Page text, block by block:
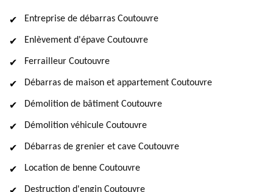
Entreprise de débarras Coutouvre
Enlèvement d'épave Coutouvre
Ferrailleur Coutouvre
Débarras de maison et appartement Coutouvre
Démolition de bâtiment Coutouvre
Démolition véhicule Coutouvre
Débarras de grenier et cave Coutouvre
Location de benne Coutouvre
Destruction d'engin Coutouvre